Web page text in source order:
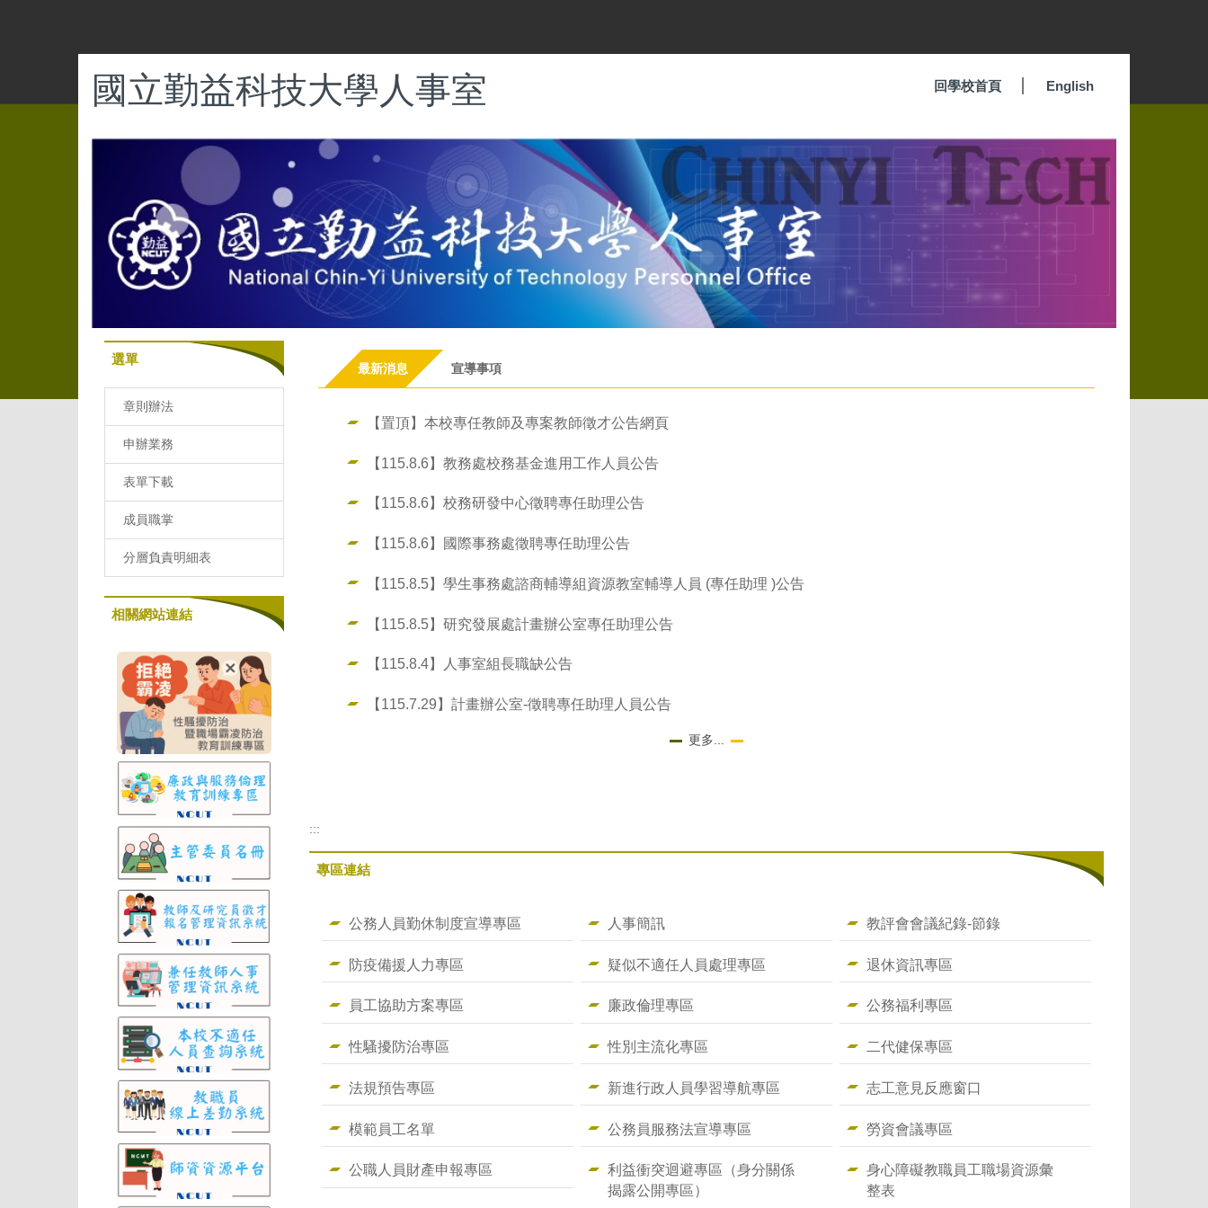
容
國立勤益科技大學人事室 回學校首頁 English
選單
章則辦法
申辦業務
表單下載
成員職掌
分層負責明細表
相關網站連結
最新消息 宣導事項
【置頂】本校專任教師及專案教師徵才公告網頁
【115.8.6】教務處校務基金進用工作人員公告
【115.8.6】校務研發中心徵聘專任助理公告
【115.8.6】國際事務處徵聘專任助理公告
【115.8.5】學生事務處諮商輔導組資源教室輔導人員 (專任助理 )公告
【115.8.5】研究發展處計畫辦公室專任助理公告
【115.8.4】人事室組長職缺公告
【115.7.29】計畫辦公室-徵聘專任助理人員公告
更多...
:::
專區連結
公務人員勤休制度宣導專區 人事簡訊 教評會會議紀錄-節錄
防疫備援人力專區 疑似不適任人員處理專區 退休資訊專區
員工協助方案專區 廉政倫理專區 公務福利專區
性騷擾防治專區 性別主流化專區 二代健保專區
法規預告專區 新進行政人員學習導航專區 志工意見反應窗口
模範員工名單 公務員服務法宣導專區 勞資會議專區
公職人員財產申報專區
利益衝突迴避專區（身分關係
揭露公開專區）
身心障礙教職員工職場資源彙
整表